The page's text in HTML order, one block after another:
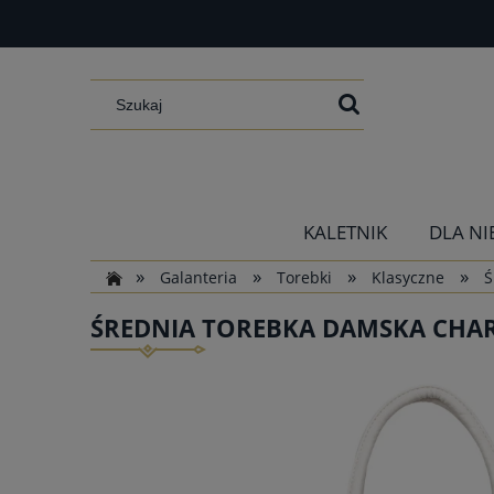
KALETNIK
DLA
»
Galanteria » Torebki » Klasyczne »
ŚREDNIA TOREBKA DAMSKA